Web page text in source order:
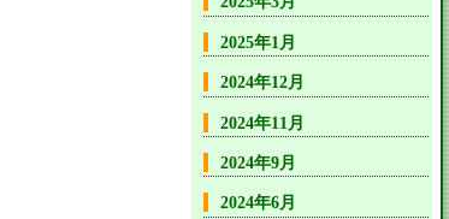
2025年1月
2024年12月
2024年11月
2024年9月
2024年6月